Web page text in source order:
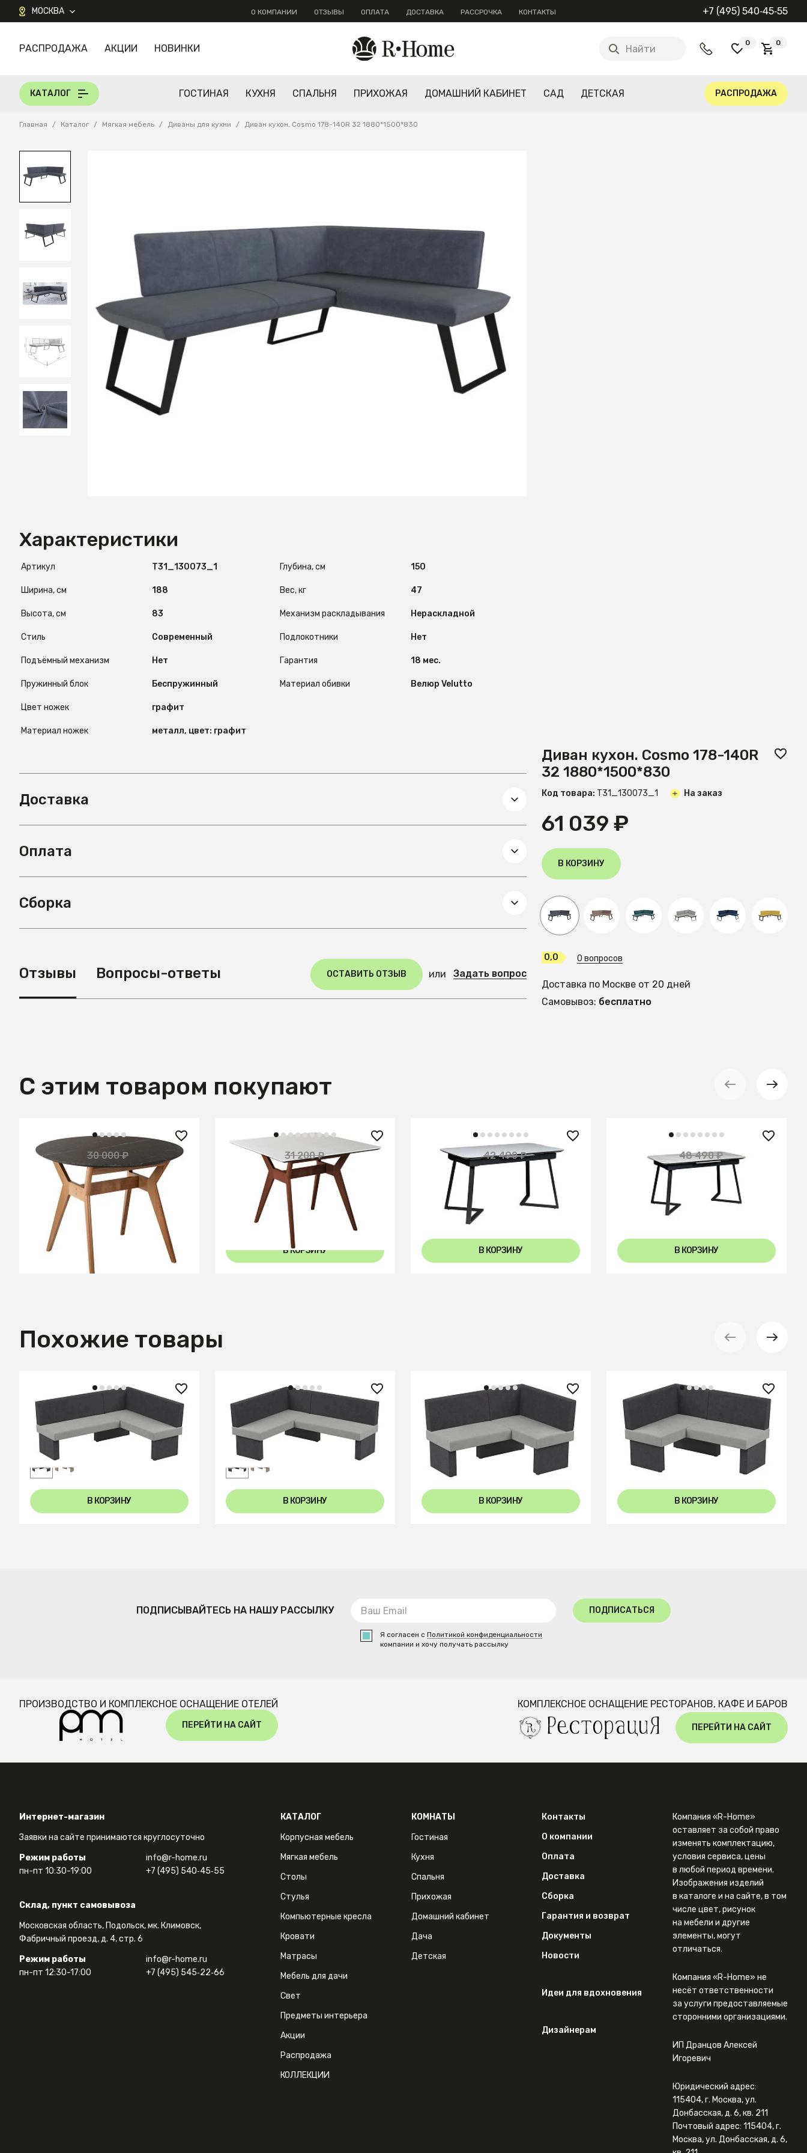
МОСКВА О КОМПАНИИ ОТЗЫВЫ ОПЛАТА ДОСТАВКА РАССРОЧКА КОНТАКТЫ +7 (495) 540‑45‑55
КАТАЛОГ
РАСПРОДАЖА АКЦИИ НОВИНКИ Найти
0 0
КАТАЛОГ ГОСТИНАЯ КУХНЯ СПАЛЬНЯ ПРИХОЖАЯ ДОМАШНИЙ КАБИНЕТ САД ДЕТСКАЯ РАСПРОДАЖА
Главная / Каталог / Мягкая мебель / Диваны для кухни / Диван кухон. Cosmo 178-140R 32 1880*1500*830
Характеристики
Артикул T31_130073_1
Ширина, см 188
Высота, см 83
Стиль Современный
Подъёмный механизм Нет
Пружинный блок Беспружинный
Цвет ножек графит
Материал ножек металл, цвет: графит
Глубина, см 150
Вес, кг 47
Механизм раскладывания Нераскладной
Подлокотники Нет
Гарантия 18 мес.
Материал обивки Велюр Velutto
Доставка
Оплата
Сборка
Отзывы Вопросы-ответы ОСТАВИТЬ ОТЗЫВ или Задать вопрос
Диван кухон. Cosmo 178-140R
32 1880*1500*830
Код товара: T31_130073_1 На заказ
61 039 ₽
В КОРЗИНУ
0,0 0 вопросов
Доставка по Москве от 20 дней
Самовывоз: бесплатно
С этим товаром покупают
11 950 ₽ 30 000 ₽
Стол Нарвик круглый д.860
Мрамор Графит
В КОРЗИНУ
13 050 ₽ 31 200 ₽ — 58%
Стол Нарвик 960*960 мрамор
Бьянко Темный орех
В КОРЗИНУ
20 850 ₽ 42 490 ₽ — 51%
Стол Роналдо 120-150 Automatic
Light matte glass
В КОРЗИНУ
26 950 ₽ 48 490 ₽ — 44%
Стол Роналдо раздвиж. 120-150
Керамогранит Светлый Мрамор
В КОРЗИНУ
Похожие товары
49 997 ₽
Диван кухон. Ratio 178-140 R
grey/silver
В КОРЗИНУ
49 997 ₽
Диван кухон. Ratio 140-178 L
grey/silver
В КОРЗИНУ
44 330 ₽
Диван кухон. Ratio 158-120 R
grey/silver
В КОРЗИНУ
44 330 ₽
Диван кухон. Ratio 120-158 L
grey/silver
В КОРЗИНУ
ПОДПИСЫВАЙТЕСЬ НА НАШУ РАССЫЛКУ
Я согласен с Политикой конфиденциальности
компании и хочу получать рассылку
ПОДПИСАТЬСЯ
ПРОИЗВОДСТВО И КОМПЛЕКСНОЕ ОСНАЩЕНИЕ ОТЕЛЕЙ
ПЕРЕЙТИ НА САЙТ
КОМПЛЕКСНОЕ ОСНАЩЕНИЕ РЕСТОРАНОВ, КАФЕ И БАРОВ
ПЕРЕЙТИ НА САЙТ
Интернет-магазин
Заявки на сайте принимаются круглосуточно
Режим работы
пн-пт 10:30-19:00
info@r-home.ru
+7 (495) 540‑45‑55
Склад, пункт самовывоза
Московская область, Подольск, мк. Климовск,
Фабричный проезд, д. 4, стр. 6
Режим работы
пн-пт 12:30-17:00
info@r-home.ru
+7 (495) 545‑22‑66
КАТАЛОГ
Корпусная мебель
Мягкая мебель
Столы
Стулья
Компьютерные кресла
Кровати
Матрасы
Мебель для дачи
Свет
Предметы интерьера
Акции
Распродажа
КОЛЛЕКЦИИ
КОМНАТЫ
Гостиная
Кухня
Спальня
Прихожая
Домашний кабинет
Дача
Детская
Контакты
О компании
Оплата
Доставка
Сборка
Гарантия и возврат
Документы
Новости
Идеи для вдохновения
Дизайнерам
Компания «R-Home»
оставляет за собой право
изменять комплектацию,
условия сервиса, цены
в любой период времени.
Изображения изделий
в каталоге и на сайте, в том
числе цвет, рисунок
на мебели и другие
элементы, могут
отличаться.
Компания «R-Home» не
несёт ответственности
за услуги предоставляемые
сторонними организациями.
ИП Дранцов Алексей
Игоревич
Юридический адрес:
115404, г. Москва, ул.
Донбасская, д. 6, кв. 211
Почтовый адрес: 115404, г.
Москва, ул. Донбасская, д. 6,